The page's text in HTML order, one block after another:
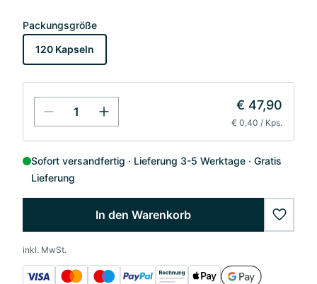
Packungsgröße
120 Kapseln
€ 47,90
€ 0,40 / Kps.
Sofort versandfertig Lieferung 3-5 Werktage
Gratis
Lieferung
In den Warenkorb
inkl. MwSt.